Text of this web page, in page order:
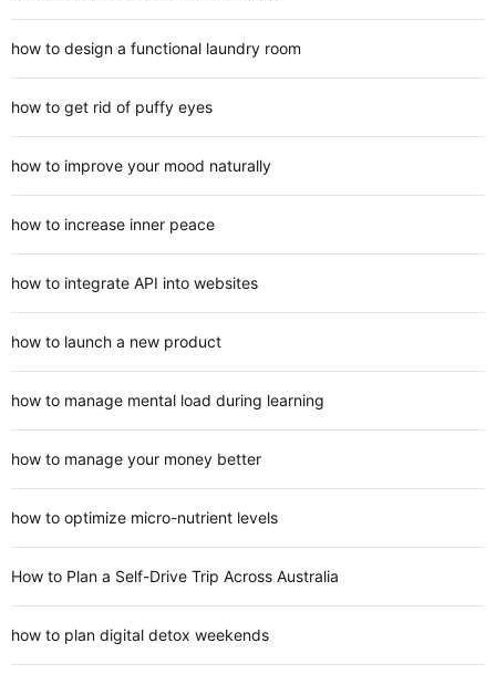
how to design a functional laundry room
how to get rid of puffy eyes
how to improve your mood naturally
how to increase inner peace
how to integrate API into websites
how to launch a new product
how to manage mental load during learning
how to manage your money better
how to optimize micro-nutrient levels
How to Plan a Self-Drive Trip Across Australia
how to plan digital detox weekends